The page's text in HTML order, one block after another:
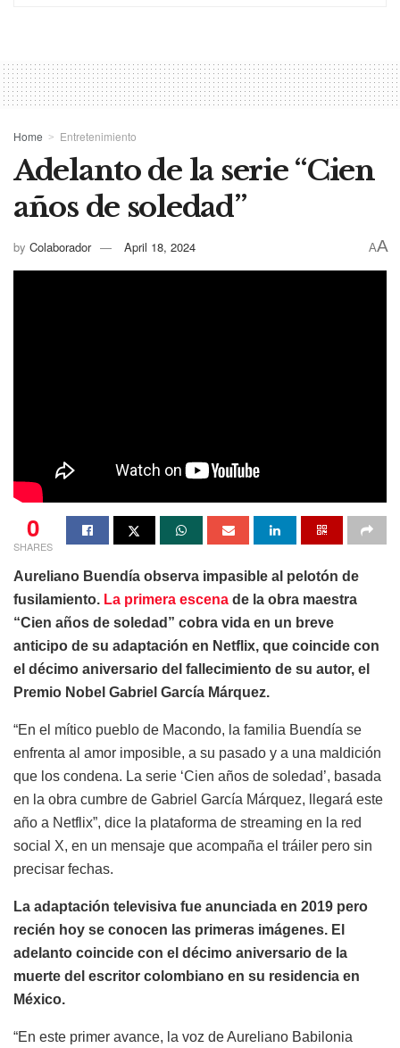
Home Entretenimiento
Adelanto de la serie “Cien
años de soledad”
by Colaborador April 18, 2024 AA
0
SHARES
Aureliano Buendía observa impasible al pelotón de
fusilamiento. La primera escena de la obra maestra
“Cien años de soledad” cobra vida en un breve
anticipo de su adaptación en Netflix, que coincide con
el décimo aniversario del fallecimiento de su autor, el
Premio Nobel Gabriel García Márquez.
“En el mítico pueblo de Macondo, la familia Buendía se
enfrenta al amor imposible, a su pasado y a una maldición
que los condena. La serie ‘Cien años de soledad’, basada
en la obra cumbre de Gabriel García Márquez, llegará este
año a Netflix”, dice la plataforma de streaming en la red
social X, en un mensaje que acompaña el tráiler pero sin
precisar fechas.
La adaptación televisiva fue anunciada en 2019 pero
recién hoy se conocen las primeras imágenes. El
adelanto coincide con el décimo aniversario de la
muerte del escritor colombiano en su residencia en
México.
“En este primer avance, la voz de Aureliano Babilonia